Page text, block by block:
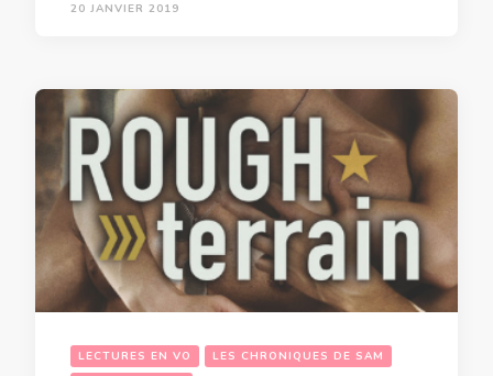
20 JANVIER 2019
LECTURES EN VO
LES CHRONIQUES DE SAM